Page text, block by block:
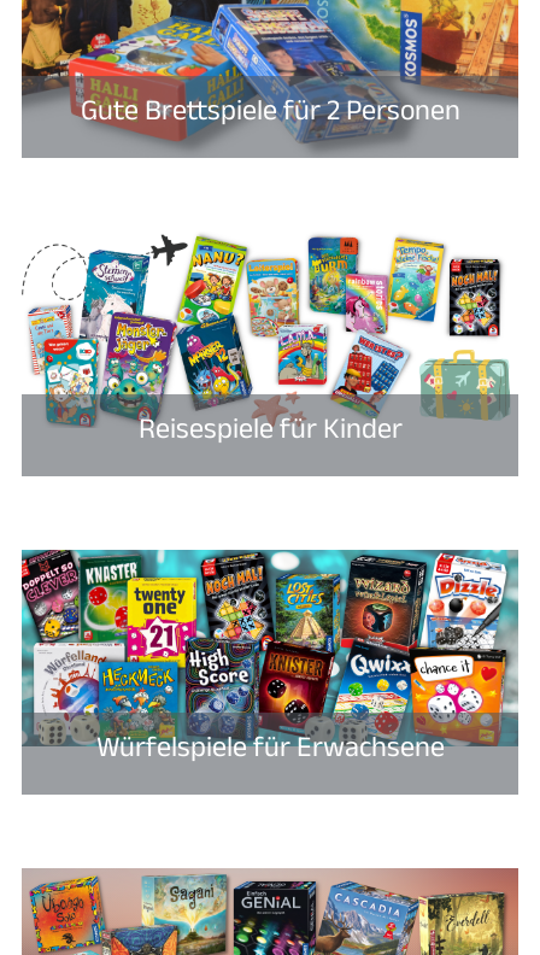
Gute Brettspiele für 2 Personen​
Reisespiele für Kinder
Würfelspiele für Erwachsene